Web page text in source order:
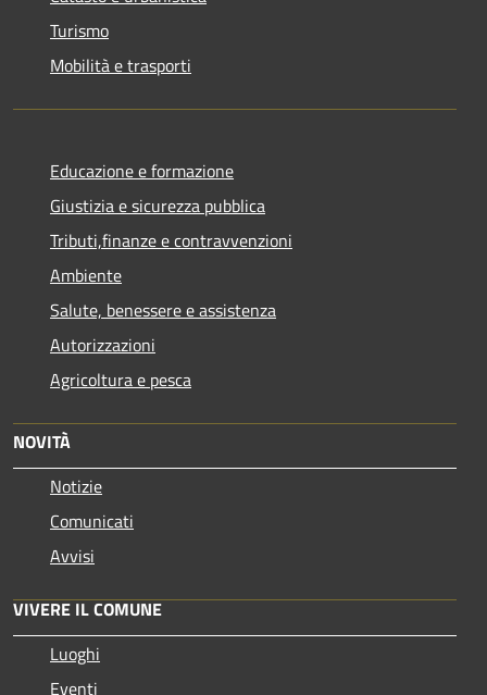
Turismo
Mobilità e trasporti
Educazione e formazione
Giustizia e sicurezza pubblica
Tributi,finanze e contravvenzioni
Ambiente
Salute, benessere e assistenza
Autorizzazioni
Agricoltura e pesca
NOVITÀ
Notizie
Comunicati
Avvisi
VIVERE IL COMUNE
Luoghi
Eventi